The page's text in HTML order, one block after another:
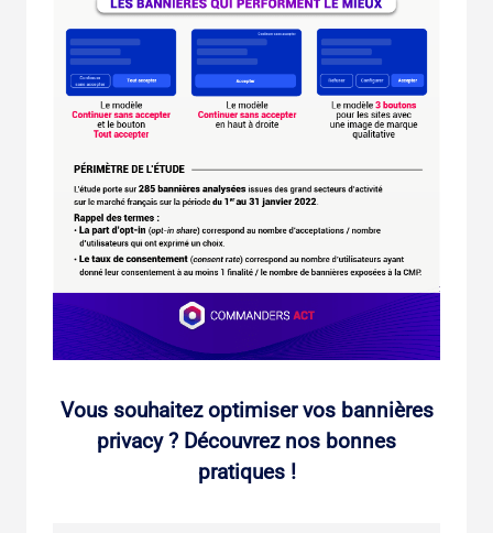
Vous souhaitez optimiser vos bannières
privacy ? Découvrez nos bonnes
pratiques !